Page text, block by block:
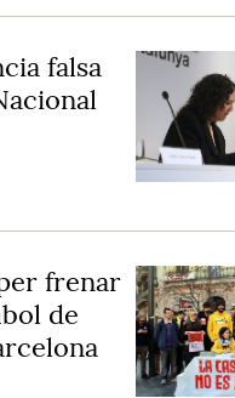
falsa
frenar
de